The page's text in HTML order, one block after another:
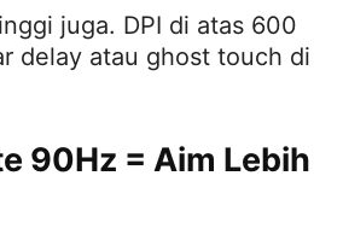
juga. DPI di atas 600
delay atau ghost touch di
90Hz = Aim Lebih